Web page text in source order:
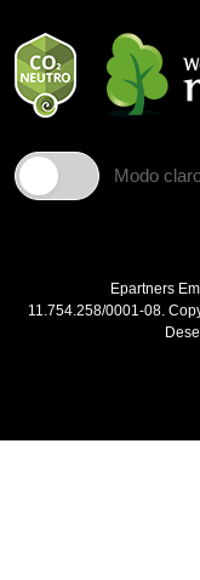
Modo
Epartners
11.754.258/0001‐08.